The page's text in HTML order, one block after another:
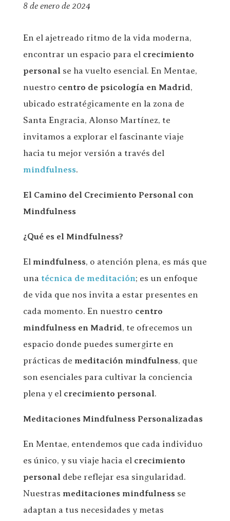
8 de enero de 2024
En el ajetreado ritmo de la vida moderna,
encontrar un espacio para el crecimiento
personalse ha vuelto esencial. En Mentae,
nuestro centro de psicología en Madrid,
ubicado estratégicamente en la zona de
Santa Engracia, Alonso Martínez, te
invitamos a explorar el fascinante viaje
hacia tu mejor versión a través del
mindfulness.
El Camino del Crecimiento Personal con
Mindfulness
¿Qué es el Mindfulness?
El mindfulness, o atención plena, es más que
una técnica de meditación; es un enfoque
de vida que nos invita a estar presentes en
cada momento. En nuestro centro
mindfulness en Madrid, te ofrecemos un
espacio donde puedes sumergirte en
prácticas de meditación mindfulness, que
son esenciales para cultivar la conciencia
plena y el crecimiento personal.
Meditaciones Mindfulness Personalizadas
En Mentae, entendemos que cada individuo
es único, y su viaje hacia el crecimiento
personaldebe reflejar esa singularidad.
Nuestras meditaciones mindfulnessse
adaptan a tus necesidades y metas